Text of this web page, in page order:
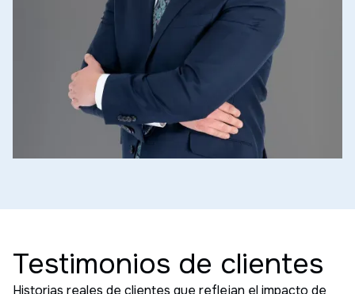
Testimonios de clientes
Historias reales de clientes que reflejan el impacto de